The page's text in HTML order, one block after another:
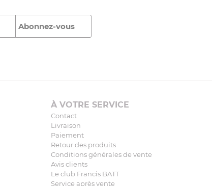
À VOTRE SERVICE
Contact
Livraison
Paiement
Retour des produits
Conditions générales de vente
Avis clients
Le club Francis BATT
Service après vente